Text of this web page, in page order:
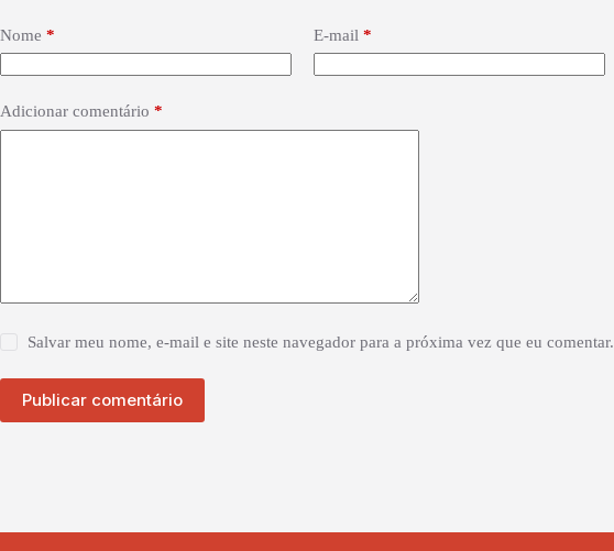
Nome * E-mail *
Adicionar comentário *
Salvar meu nome, e-mail e site neste navegador para a próxima vez que eu comentar.
Publicar comentário